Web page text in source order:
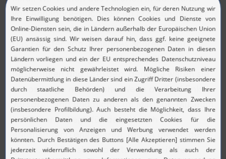
von Annaberg-Buchholz im Erzgebirge. Hier
macht das sympathische Pärchen Urlaub.
Das Fenster von Johannes Schreiter im
Rathaus Annaberg-Buchholz wollten sie
besichtigen und Dresden, denn da waren sie
schon lange nicht mehr. Wenn die fünf Enkel
versorgt sind und nichts im Marmor-Museum
in Villmar anliegt, für das sie sich
ehrenamtlich engagieren, reisen die beiden
gerne. Am liebsten spontan und mit dem